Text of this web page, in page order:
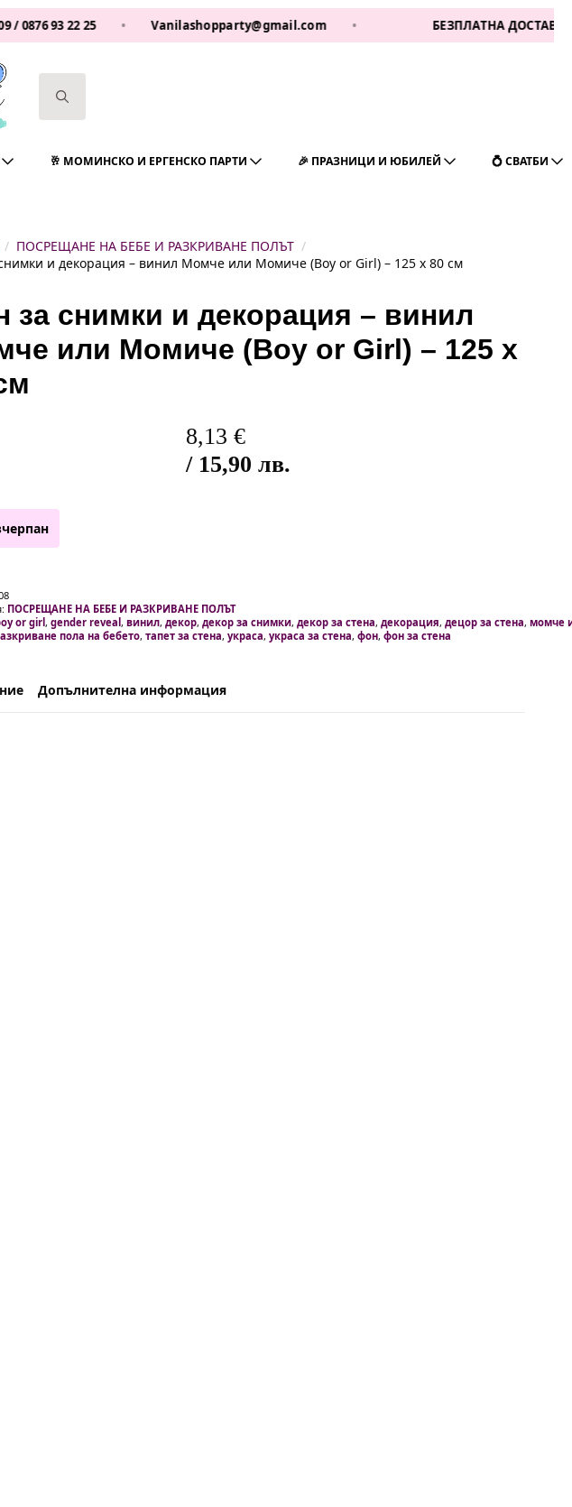
93 22 25 • Vanilashopparty@gmail.com • БЕЗПЛАТНА ДОСТАВКА ЗА 1
🥂 МОМИНСКО И ЕРГЕНСКО ПАРТИ 🎉 ПРАЗНИЦИ И ЮБИЛЕЙ 💍 СВАТБИ
ПОСРЕЩАНЕ НА БЕБЕ И РАЗКРИВАНЕ ПОЛЪТ
и декорация – винил Момче или Момиче (Boy or Girl) – 125 x 80 см
за снимки и декорация – винил
или Момиче (Boy or Girl) – 125 x
8,13 €
/ 15,90 лв.
ПОСРЕЩАНЕ НА БЕБЕ И РАЗКРИВАНЕ ПОЛЪТ
or girl , gender reveal , винил, декор, декор за снимки, декор за стена, декорация, децор за стена, момче
пола на бебето, тапет за стена, украса, украса за стена, фон, фон за стена
Допълнителна информация